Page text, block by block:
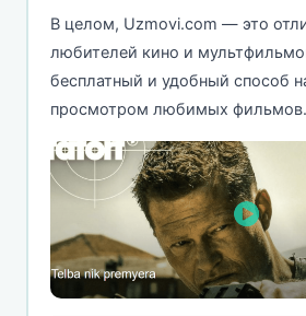
В целом, Uzmovi.com — это
любителей кино и
бесплатный и удобный способ
просмотром любимых фильмов.